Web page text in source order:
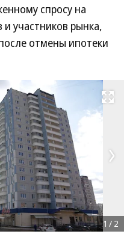
спросу на
участников рынка,
отмены ипотеки
Развернуть
1 / 2